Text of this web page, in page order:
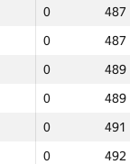
0
487
0
487
0
489
0
489
0
491
0
492
0
487
0
487
0
489
0
489
0
491
0
492